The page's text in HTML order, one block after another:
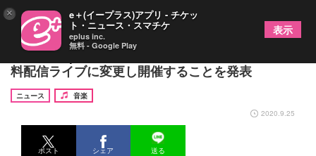
『e-radio presents SHIGA NOW 2020』無観客有
料配信ライブに変更し開催することを発表
ニュース
音楽
2020.9.25
ポスト シェア 送る
× e＋(イープラス)アプリ - チケッ
ト・ニュース・スマチケ
eplus inc.
無料 - Google Play
表示